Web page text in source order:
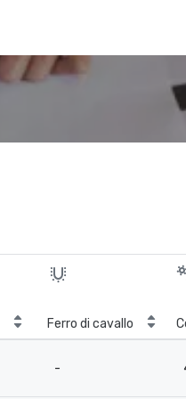
Ferro di cavallo
-